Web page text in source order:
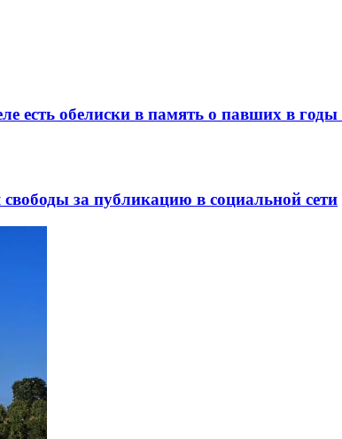
есть обелиски в память о павших в
за публикацию в социальной сети